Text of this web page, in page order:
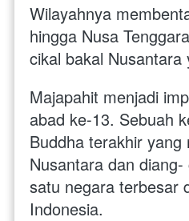
Wilayahnya
hingga Nusa
cikal bakal Nusantara
Majapahit menjadi
abad ke-13. Sebuah
Buddha terakhir yang
Nusantara dan
satu negara terbesar
Indonesia.